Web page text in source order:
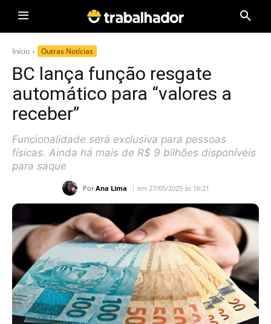
Início Outras Notícias
BC lança função resgate
automático para “valores a
receber”
Funcionalidade será exclusiva para pessoas
físicas. Ainda há mais de R$ 9 bilhões disponíveis
para saque
Por Ana Lima em 27/05/2025 às 16:21